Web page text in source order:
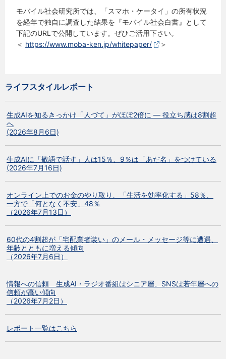
モバイル社会研究所では、「スマホ・ケータイ」の所有状況
を経年で独自に調査した結果を『モバイル社会白書』として
下記のURLで公開しています。ぜひご活用下さい。
＜ https://www.moba-ken.jp/whitepaper/ ＞
ライフスタイルレポート
生成AIを知るきっかけ「人づて」がほぼ2倍に ― 役立ち感は8割超
へ
(2026年8月6日)
生成AIに「敬語で話す」人は15％、9％は「あだ名」をつけている
(2026年7月16日)
オンライン上でのお金のやり取り、「生活を効率化する」58％、
一方で「何となく不安」48％
（2026年7月13日）
60代の4割超が「宅配業者装い」のメール・メッセージ等に遭遇、
年齢とともに増える傾向
（2026年7月6日）
情報への信頼 生成AI・ラジオ番組はシニア層、SNSは若年層への
信頼が高い傾向
（2026年7月2日）
レポート一覧はこちら